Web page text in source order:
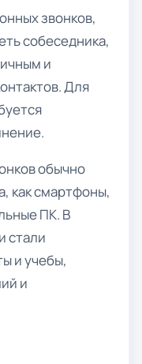
звонков,
собеседника,
и
Для
обычно
как смартфоны,
ПК. В
стали
и учебы,
и